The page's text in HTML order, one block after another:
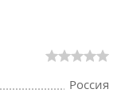
Россия